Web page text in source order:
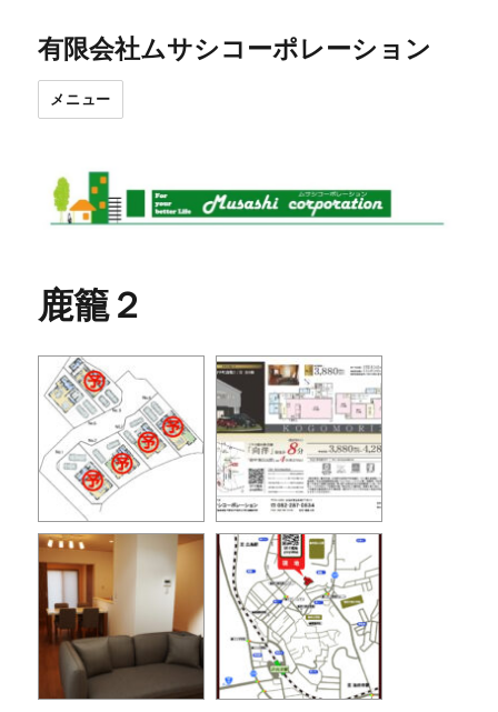
有限会社ムサシコーポレーション
メニュー
鹿籠２